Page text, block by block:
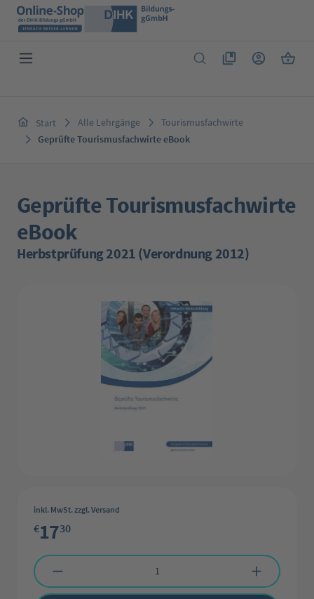
Zum Hauptinhalt springen
Du hast 0 Produkte
Start Alle Lehrgänge
Tourismusfachwirte
Geprüfte Tourismusfachwirte eBook
Geprüfte Tourismusfachwirte
eBook
Herbstprüfung 2021 (Verordnung 2012)
inkl. MwSt. zzgl. Versand
€1730
Produkt Anzahl: Gib den gewünschten Wert ein oder benutze die